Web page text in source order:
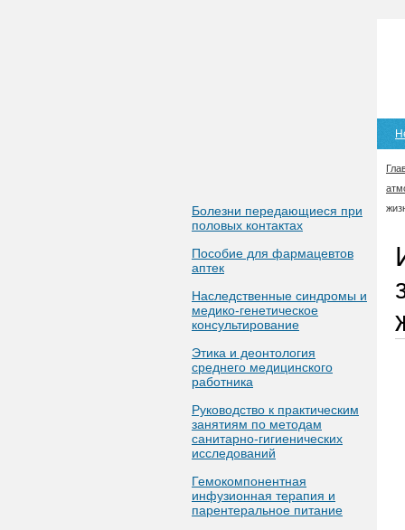
Болезни передающиеся при
половых контактах
Пособие для фармацевтов
аптек
Наследственные синдромы и
медико-генетическое
консультирование
Этика и деонтология
среднего медицинского
работника
Руководство к практическим
занятиям по методам
санитарно-гигиенических
исследований
Гемокомпонентная
инфузионная терапия и
парентеральное питание